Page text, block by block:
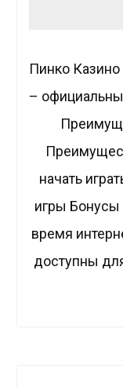
Пинко Казино
–
начать
игры Бонусы
время
доступны